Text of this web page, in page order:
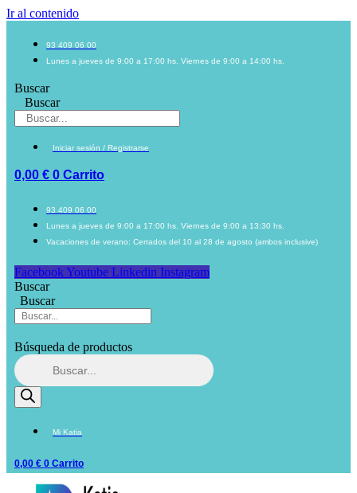
Ir al contenido
93 409 06 00
Lunes a jueves de 9:00 a 17:00 hs. Viernes de 9:00 a 14:00 hs.
Buscar
Buscar
Iniciar sesión / Registrarse
0,00 € 0 Carrito
93 409 06 00
Lunes a jueves de 9:00 a 17:00 hs. Viernes de 9:00 a 13:30 hs.
Vacaciones de verano: Cerrados del 10 al 28 de agosto (ambos inclusive)
Facebook Youtube Linkedin Instagram
Buscar
Buscar
Búsqueda de productos
Mi Katia
0,00 € 0 Carrito